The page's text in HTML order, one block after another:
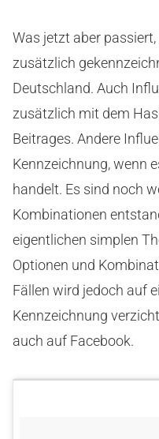
Was jetzt aber
zusätzlich
Deutschland. Auch
zusätzlich mit dem
Beitrages. Andere
Kennzeichnung, wenn
handelt. Es sind noch
Kombinationen
eigentlichen simplen
Optionen und
Fällen wird jedoch auf
Kennzeichnung
auch auf Facebook.